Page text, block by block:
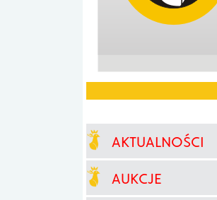
AKTUALNOŚCI
AUKCJE